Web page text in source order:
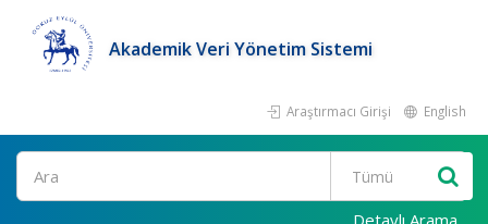
Akademik Veri Yönetim Sistemi
Araştırmacı Girişi English
Ara
Detaylı Arama